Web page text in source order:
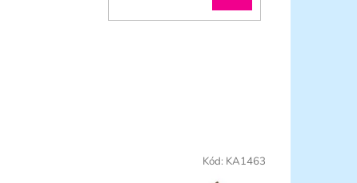
KOŠÍKU
Kód: KA1463